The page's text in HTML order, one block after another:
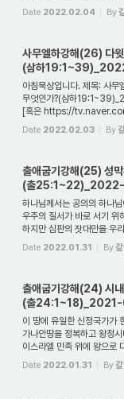
1. 다윗이 환궁할 때에 마중
Date 2022.02.04 By
사무엘하강해(26) 다윗
(삼하
아침묵상입니다. 제목: 사
무엇인가?(삼하
[혹은 https://
다윗에게 항의한 요...
Date 2022.02.03 By
출애굽기강해(25) 성
(출
하나님께서는 공의의 하나
우주의 질서가 바로 서기 위
하지만 심판의 잣대만을 우
통과할 ...
Date 2022.01.31 By
출애굽기강해(24) 시
(출
이 땅에 유일한 신정국가가
가나안땅을 정복하고 왕정
이스라엘 민족 위에 왕으로
하...
Date 2022.01.31 By